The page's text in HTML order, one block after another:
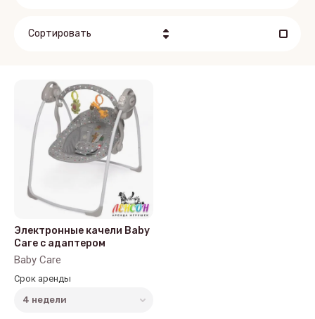
Сортировать
Цена - возрастание
Название - Я-А
Название - А-Я
Электронные качели Baby
Care с адаптером
Baby Care
Срок аренды